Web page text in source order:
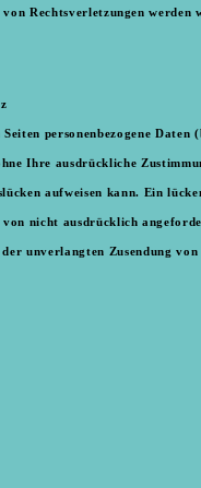
Rechtsverletzungen
personenbezogene
Ihre ausdrückliche
aufweisen kann. Ein
nicht ausdrücklich
unverlangten Zusendung